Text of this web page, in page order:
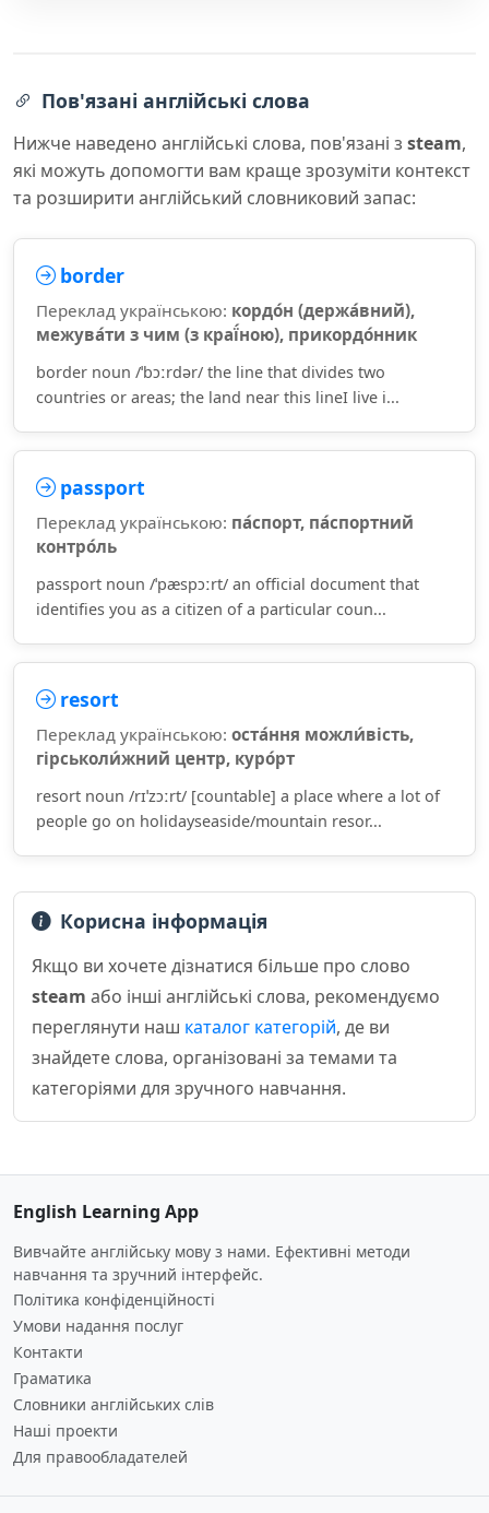
Пов'язані англійські слова
Нижче наведено англійські слова, пов'язані з steam,
які можуть допомогти вам краще зрозуміти контекст
та розширити англійський словниковий запас:
border
Переклад українською: кордо́н (держа́вний),
межува́ти з чим (з краї́ною), прикордо́нник
border noun /ˈbɔːrdər/ the line that divides two
countries or areas; the land near this lineI live i...
passport
Переклад українською: па́спорт, па́спортний
контро́ль
passport noun /ˈpæspɔːrt/ an official document that
identifies you as a citizen of a particular coun...
resort
Переклад українською: оста́ння можли́вість,
гірськоли́жний центр, куро́рт
resort noun /rɪˈzɔːrt/ [countable] a place where a lot of
people go on holidayseaside/mountain resor...
Корисна інформація
Якщо ви хочете дізнатися більше про слово
steam або інші англійські слова, рекомендуємо
переглянути наш каталог категорій, де ви
знайдете слова, організовані за темами та
категоріями для зручного навчання.
English Learning App
Вивчайте англійську мову з нами. Ефективні методи
навчання та зручний інтерфейс.
Політика конфіденційності
Умови надання послуг
Контакти
Граматика
Словники англійських слів
Наші проекти
Для правообладателей